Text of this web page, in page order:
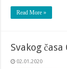
Read More »
Svakog
02.01.2020